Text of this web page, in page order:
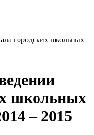
школьных
– 2015
городских школьных